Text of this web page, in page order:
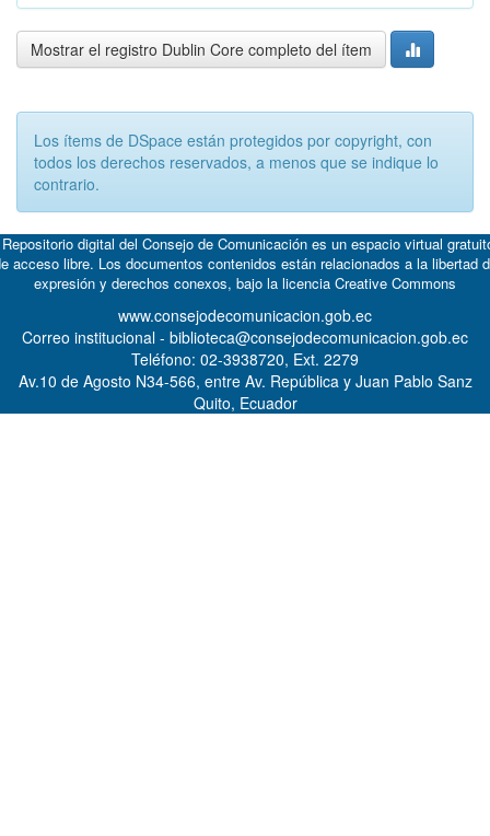
Mostrar el registro Dublin Core completo del ítem
Los ítems de DSpace están protegidos por copyright, con
todos los derechos reservados, a menos que se indique lo
contrario.
digital del Consejo de Comunicación es un espacio virtual
acceso libre. Los documentos contenidos están relacionados a la libertad
expresión y derechos conexos, bajo la licencia Creative Commons
www.consejodecomunicacion.gob.ec
Correo institucional - biblioteca@consejodecomunicacion.gob.ec
Teléfono: 02-3938720, Ext. 2279
Av.10 de Agosto N34-566, entre Av. República y Juan Pablo Sanz
Quito, Ecuador